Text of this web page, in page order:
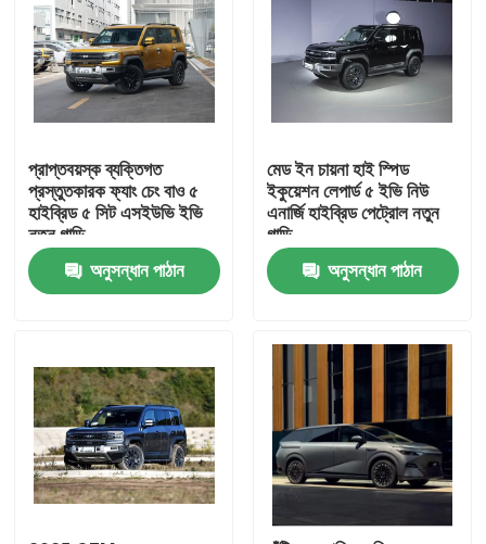
বাড়ি
পণ্য
আমাদের সম্পর্কে
প্রাপ্তবয়স্ক ব্যক্তিগত
প্রস্তুতকারক ফ্যাং চেং বাও ৫
হাইব্রিড ৫ সিট এসইউভি ইভি
নতুন গাড়ি
অনুসন্ধান পাঠান
মেড ইন চায়না হাই স্পিড
ইকুয়েশন লেপার্ড ৫ ইভি নিউ
এনার্জি হাইব্রিড পেট্রোল নতুন
গাড়ি
অনুসন্ধান পাঠান